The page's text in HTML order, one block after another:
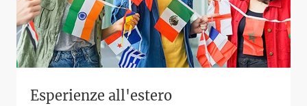
Esperienze all'estero